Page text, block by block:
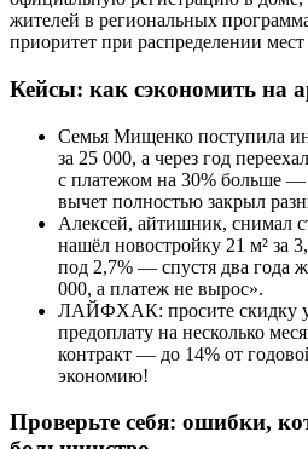
жителей в региональных
приоритет при распределении
Кейсы: как сэкономить на
Семья Мищенко поступила
за 25 000, а через год
с платежом на 30% больше —
вычет полностью закрыл
Алексей, айтишник, снимал
нашёл новостройку 21 м² за
под 2,7% — спустя два года
000, а платеж не вырос».
ЛАЙФХАК: просите скидку у
предоплату на несколько
контракт — до 14% от
экономию!
Проверьте себя: ошибки,